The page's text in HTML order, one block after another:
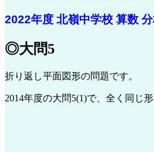
2022年度 北嶺中学校 算数
◎大問5
折り返し平面図形の問題です。
2014年度の大問5(1)で、全く同じ